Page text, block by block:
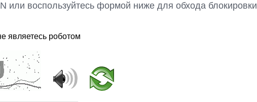
или воспользуйтесь формой ниже для обхода блокировки
являетесь роботом